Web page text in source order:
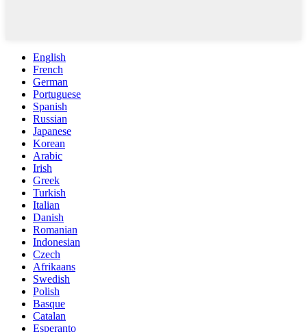
English
French
German
Portuguese
Spanish
Russian
Japanese
Korean
Arabic
Irish
Greek
Turkish
Italian
Danish
Romanian
Indonesian
Czech
Afrikaans
Swedish
Polish
Basque
Catalan
Esperanto